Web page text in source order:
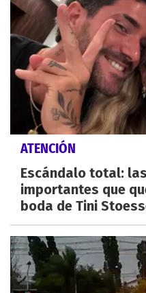
ATENCIÓN
Escándalo total:
importantes que
boda de Tini